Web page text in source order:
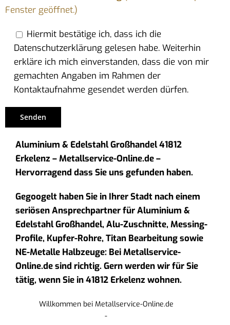
Fenster geöffnet.)
Hiermit bestätige ich, dass ich die
Datenschutzerklärung gelesen habe. Weiterhin
erkläre ich mich einverstanden, dass die von mir
gemachten Angaben im Rahmen der
Kontaktaufnahme gesendet werden dürfen.
Aluminium & Edelstahl Großhandel 41812
Erkelenz – Metallservice-Online.de –
Hervorragend dass Sie uns gefunden haben.
Gegoogelt haben Sie in Ihrer Stadt nach einem
seriösen Ansprechpartner für Aluminium &
Edelstahl Großhandel, Alu-Zuschnitte, Messing-
Profile, Kupfer-Rohre, Titan Bearbeitung sowie
NE-Metalle Halbzeuge: Bei Metallservice-
Online.de sind richtig. Gern werden wir für Sie
tätig, wenn Sie in 41812 Erkelenz wohnen.
Willkommen bei Metallservice-Online.de
-